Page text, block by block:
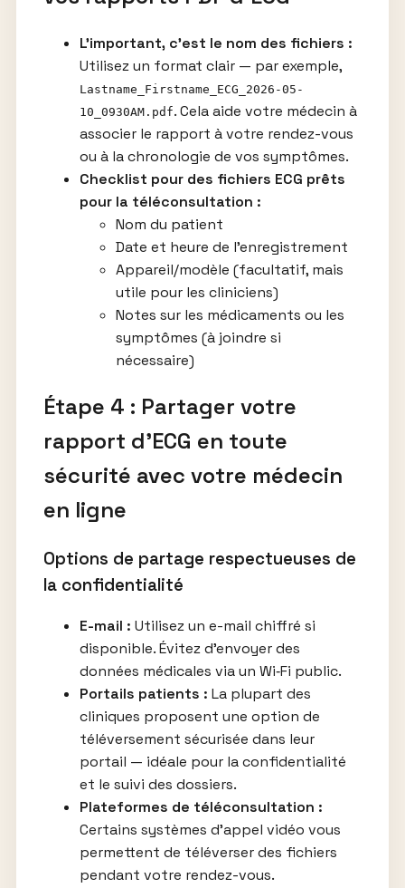
L’important, c’est le nom des fichiers :
Utilisez un format clair — par exemple,
Lastname_Firstname_ECG_2026-05-
10_0930AM.pdf. Cela aide votre médecin à
associer le rapport à votre rendez-vous
ou à la chronologie de vos symptômes.
Checklist pour des fichiers ECG prêts
pour la téléconsultation :
Nom du patient
Date et heure de l’enregistrement
Appareil/modèle (facultatif, mais
utile pour les cliniciens)
Notes sur les médicaments ou les
symptômes (à joindre si
nécessaire)
Étape 4 : Partager votre
rapport d’ECG en toute
sécurité avec votre médecin
en ligne
Options de partage respectueuses de
la confidentialité
E-mail : Utilisez un e-mail chiffré si
disponible. Évitez d’envoyer des
données médicales via un Wi‑Fi public.
Portails patients : La plupart des
cliniques proposent une option de
téléversement sécurisée dans leur
portail — idéale pour la confidentialité
et le suivi des dossiers.
Plateformes de téléconsultation :
Certains systèmes d’appel vidéo vous
permettent de téléverser des fichiers
pendant votre rendez-vous.